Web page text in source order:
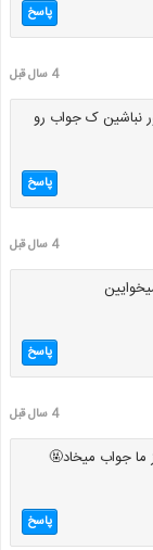
پاسخ
4 سال قبل
نباشین ک جواب رو
پاسخ
4 سال قبل
پاسخ
4 سال قبل
ما جواب میخاد🤬
پاسخ